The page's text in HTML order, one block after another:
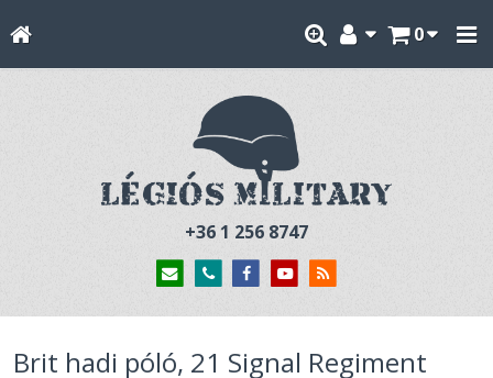
0
+36 1 256 8747
Brit hadi póló, 21 Signal Regiment